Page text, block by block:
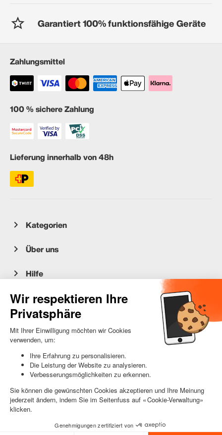
Garantiert 100% funktionsfähige Geräte
Zahlungsmittel
100 % sichere Zahlung
Lieferung innerhalb von 48h
Kategorien
Über uns
Hilfe
Kundenservice
occasion.migros.mobile@recommerce.com
Montag-Freitag 08:00-17:00